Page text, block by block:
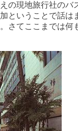
の現地旅行社のバ
ということで話は
さてここまでは何